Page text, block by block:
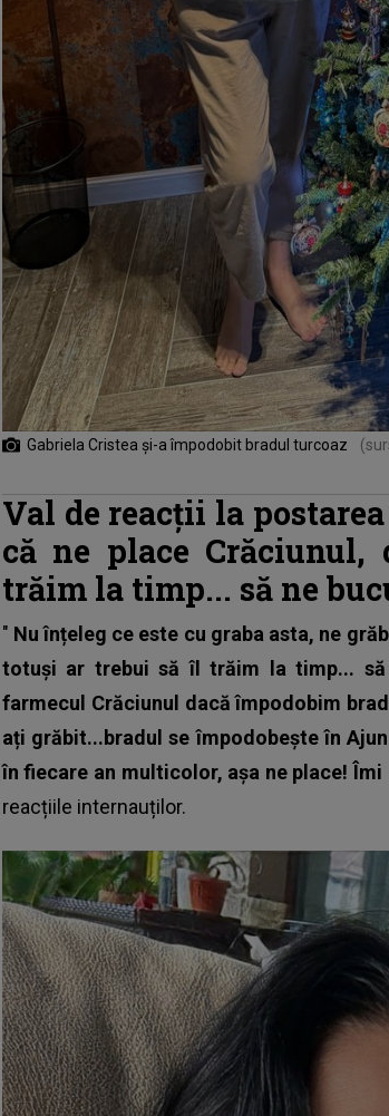
Gabriela Cristea și-a împodobit bradul turcoaz
Val de reacții la
că ne place
trăim la timp... să ne
" Nu înțeleg ce este cu graba asta, ne
totuși ar trebui să îl trăim la timp... să
farmecul Crăciunul dacă împodobim
ați grăbit...bradul se împodobește în
în fiecare an multicolor, așa ne place!
reacțiile internauților.